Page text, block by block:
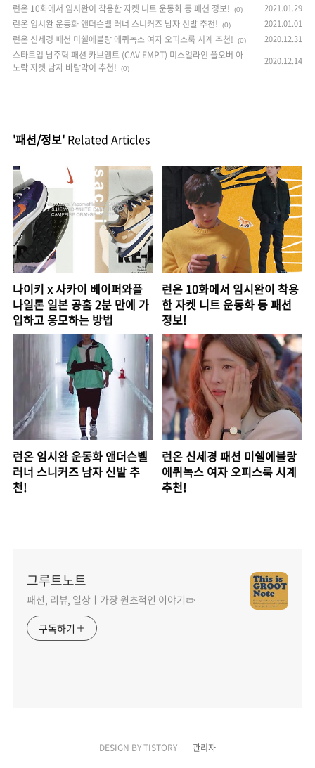
런온 10화에서 임시완이 착용한 자켓 니트 운동화 등 패션 정보! (0) 2021.01.29
런온 임시완 운동화 앤더슨벨 러너 스니커즈 남자 신발 추천! (0) 2021.01.01
런온 신세경 패션 미쉘에블랑 에퀴녹스 여자 오피스룩 시계 추천! (0) 2020.12.31
스타트업 남주혁 패션 카브엠트 (CAV EMPT) 미스얼라인 풀오버 아
노락 자켓 남자 바람막이 추천!
(0)
2020.12.14
'패션/정보' Related Articles
나이키 x 사카이 베이퍼와플
나일론 일본 공홈 2분 만에 가
입하고 응모하는 방법
런온 10화에서 임시완이 착용
한 자켓 니트 운동화 등 패션
정보!
런온 임시완 운동화 앤더슨벨
러너 스니커즈 남자 신발 추
천!
런온 신세경 패션 미쉘에블랑
에퀴녹스 여자 오피스룩 시계
추천!
그루트노트
패션, 리뷰, 일상ㅣ가장 원초적인 이야기✏️
구독하기
DESIGN BYTISTORY 관리자